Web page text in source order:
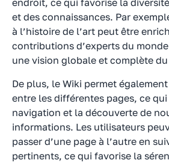
endroit, ce qui favorise la
et des connaissances. Par
à l’histoire de l’art peut être
contributions d’experts du
une vision globale et complète
De plus, le Wiki permet
entre les différentes pages, ce
navigation et la découverte de
informations. Les utilisateurs
passer d’une page à l’autre en
pertinents, ce qui favorise la